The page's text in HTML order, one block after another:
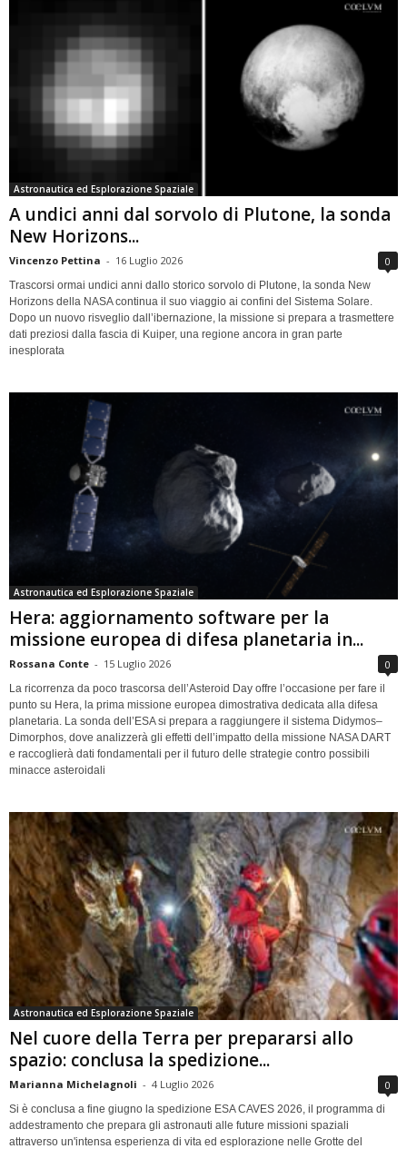
Astronautica ed Esplorazione Spaziale
A undici anni dal sorvolo di Plutone, la sonda
New Horizons...
Vincenzo Pettina - 16 Luglio 2026 0
Trascorsi ormai undici anni dallo storico sorvolo di Plutone, la sonda New
Horizons della NASA continua il suo viaggio ai confini del Sistema Solare.
Dopo un nuovo risveglio dall’ibernazione, la missione si prepara a trasmettere
dati preziosi dalla fascia di Kuiper, una regione ancora in gran parte
inesplorata
Astronautica ed Esplorazione Spaziale
Hera: aggiornamento software per la
missione europea di difesa planetaria in...
Rossana Conte - 15 Luglio 2026 0
La ricorrenza da poco trascorsa dell’Asteroid Day offre l’occasione per fare il
punto su Hera, la prima missione europea dimostrativa dedicata alla difesa
planetaria. La sonda dell’ESA si prepara a raggiungere il sistema Didymos–
Dimorphos, dove analizzerà gli effetti dell’impatto della missione NASA DART
e raccoglierà dati fondamentali per il futuro delle strategie contro possibili
minacce asteroidali
Astronautica ed Esplorazione Spaziale
Nel cuore della Terra per prepararsi allo
spazio: conclusa la spedizione...
Marianna Michelagnoli - 4 Luglio 2026 0
Si è conclusa a fine giugno la spedizione ESA CAVES 2026, il programma di
addestramento che prepara gli astronauti alle future missioni spaziali
attraverso un'intensa esperienza di vita ed esplorazione nelle Grotte del